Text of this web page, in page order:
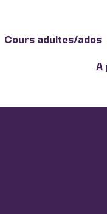
Cours adultes/ados
A